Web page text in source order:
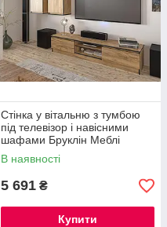
Стінка у вітальню з тумбою
під телевізор і навісними
шафами Бруклін Меблі
Сервіс
В наявності
5 691 ₴
Купити